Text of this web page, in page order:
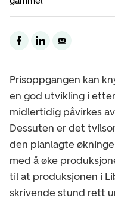
Prisoppgangen kan
en god utvikling i
midlertidig påvirkes
Dessuten er det
den planlagte
med å øke
til at produksjonen i
skrivende stund rett